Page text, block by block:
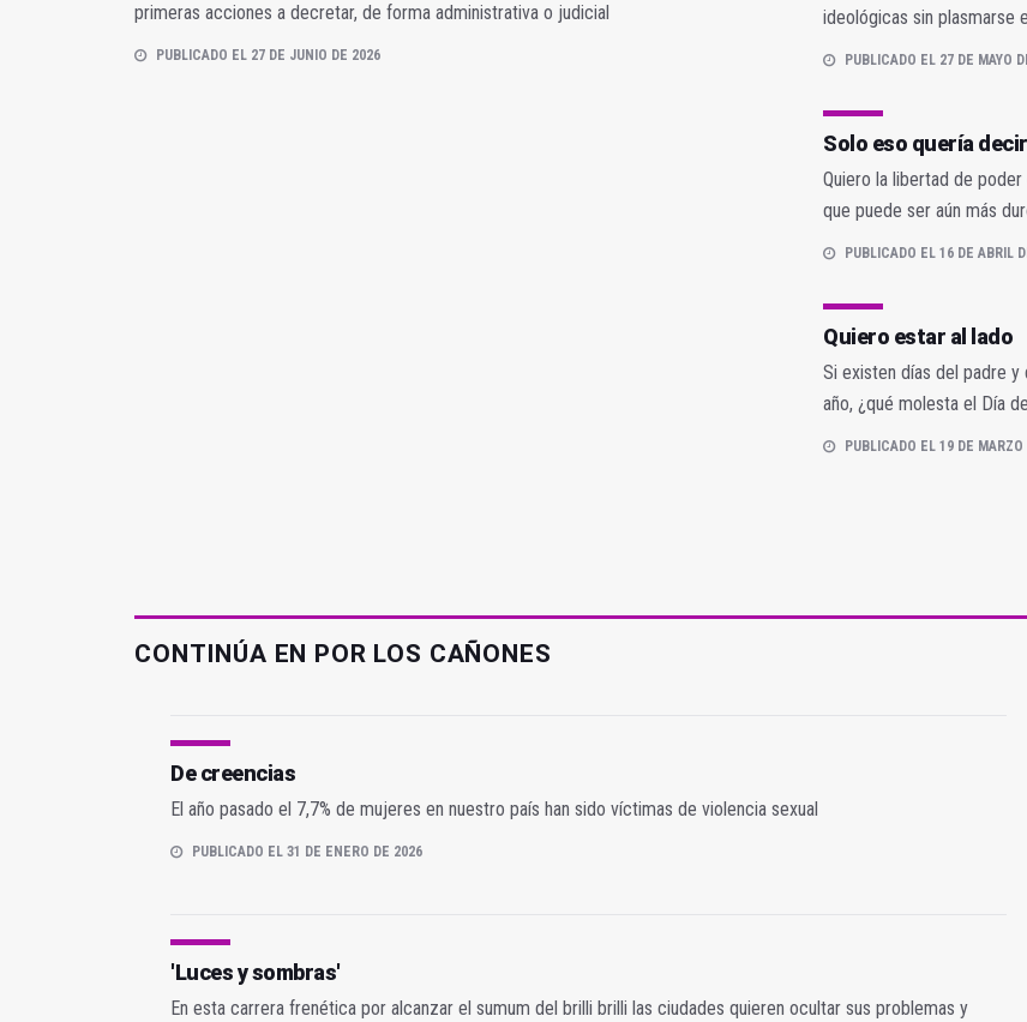
primeras acciones a decretar, de forma administrativa o judicial
PUBLICADO EL 27 DE JUNIO DE 2026
ideológicas sin plasmarse
PUBLICADO EL 27 DE MAYO
Solo eso quería decir
Quiero la libertad de
que puede ser aún más
PUBLICADO EL 16 DE ABRIL
Quiero estar al lado
Si existen días del padre y
año, ¿qué molesta el Día
PUBLICADO EL 19 DE
CONTINÚA EN POR LOS CAÑONES
De creencias
El año pasado el 7,7% de mujeres en nuestro país han sido víctimas de violencia sexual
PUBLICADO EL 31 DE ENERO DE 2026
'Luces y sombras'
En esta carrera frenética por alcanzar el sumum del brilli brilli las ciudades quieren ocultar sus problemas y